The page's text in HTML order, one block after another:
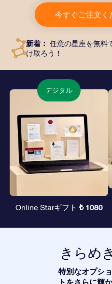
所に送付される美しい封筒
メント、デジタルドキュメ
のアプリを無料で利用でき
今すぐご注文く
新着： 任意の星座を無料
け取ろう！
デジタル
Online Starギフト ₺ 1080
きらめ
特別なオプシ
トをさらに輝